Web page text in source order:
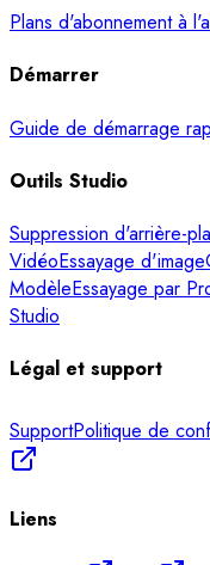
Plans d'abonnement à
Démarrer
Guide de démarrage
Outils Studio
Suppression d'arrière-
VidéoEssayage d'image
ModèleEssayage par
Studio
Légal et support
SupportPolitique de
Liens